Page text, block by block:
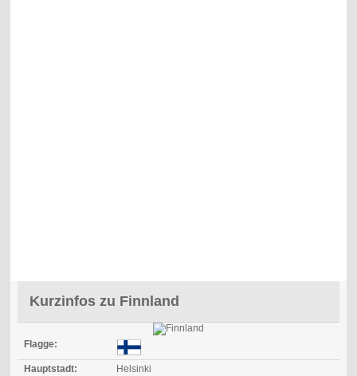
Kurzinfos zu Finnland
Flagge:
Hauptstadt:
Helsinki